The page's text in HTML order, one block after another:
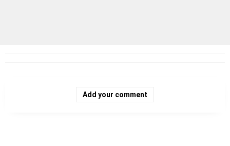
Add your comment